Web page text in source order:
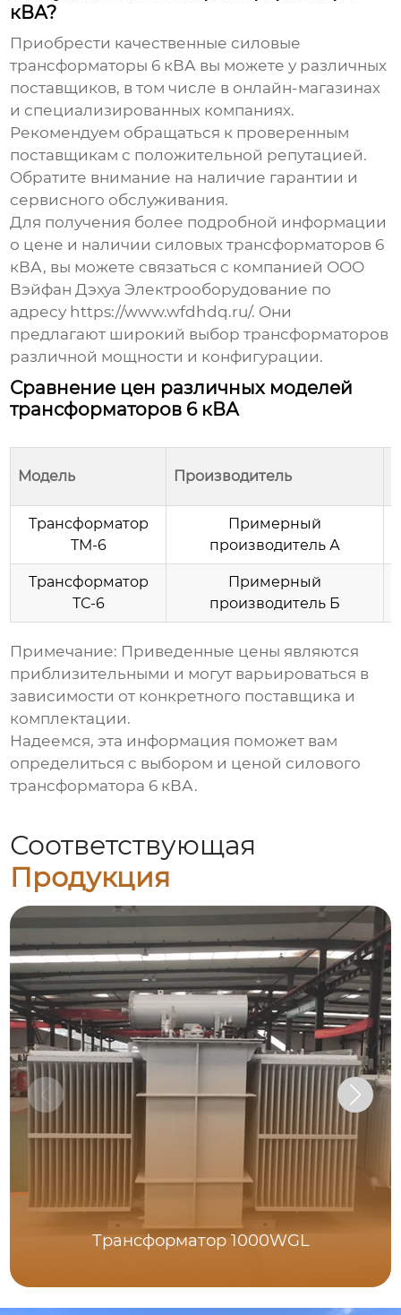
кВА?
Приобрести качественные силовые
трансформаторы 6 кВА вы можете у различных
поставщиков, в том числе в онлайн-магазинах
и специализированных компаниях.
Рекомендуем обращаться к проверенным
поставщикам с положительной репутацией.
Обратите внимание на наличие гарантии и
сервисного обслуживания.
Для получения более подробной информации
о цене и наличии силовых трансформаторов 6
кВА, вы можете связаться с компанией ООО
Вэйфан Дэхуа Электрооборудование по
адресу https://www.wfdhdq.ru/. Они
предлагают широкий выбор трансформаторов
различной мощности и конфигурации.
Сравнение цен различных моделей
трансформаторов 6 кВА
Модель Производитель
Трансформатор
ТМ-6
Примерный
производитель А
Трансформатор
ТС-6
Примерный
производитель Б
Примечание: Приведенные цены являются
приблизительными и могут варьироваться в
зависимости от конкретного поставщика и
комплектации.
Надеемся, эта информация поможет вам
определиться с выбором и ценой силового
трансформатора 6 кВА.
Соответствующая
Продукция
Трансформатор 1000WGL